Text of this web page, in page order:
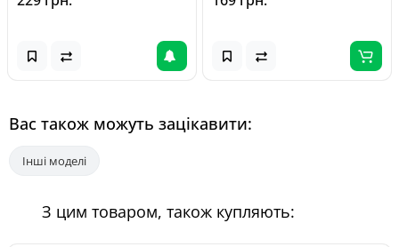
Вас також можуть зацікавити:
Інші моделі
З цим товаром, також купляють: